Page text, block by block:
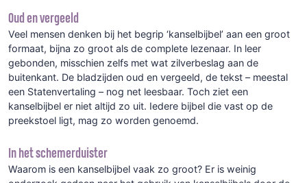
Oud en vergeeld
Veel mensen denken bij het begrip ‘kanselbijbel’ aan een groot
formaat, bijna zo groot als de complete lezenaar. In leer
gebonden, misschien zelfs met wat zilverbeslag aan de
buitenkant. De bladzijden oud en vergeeld, de tekst – meestal
een Statenvertaling – nog net leesbaar. Toch ziet een
kanselbijbel er niet altijd zo uit. Iedere bijbel die vast op de
preekstoel ligt, mag zo worden genoemd.
In het schemerduister
Waarom is een kanselbijbel vaak zo groot? Er is weinig